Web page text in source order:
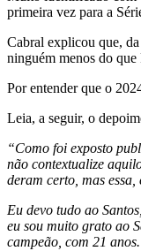
primeira vez para a
Cabral explicou que,
ninguém menos do
Por entender que o
Leia, a seguir, o
“Como foi exposto
não contextualize
deram certo, mas
Eu devo tudo ao
eu sou muito grato ao
campeão, com 21